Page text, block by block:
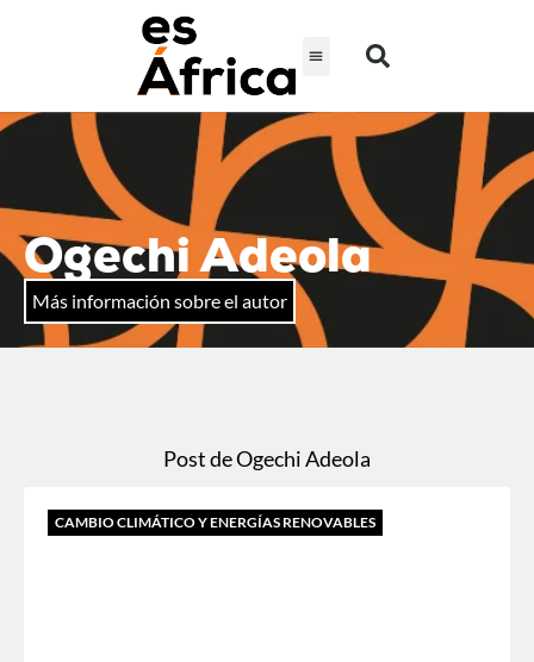
Ogechi Adeola
Más información sobre el autor
Post de Ogechi Adeola
CAMBIO CLIMÁTICO Y ENERGÍAS RENOVABLES